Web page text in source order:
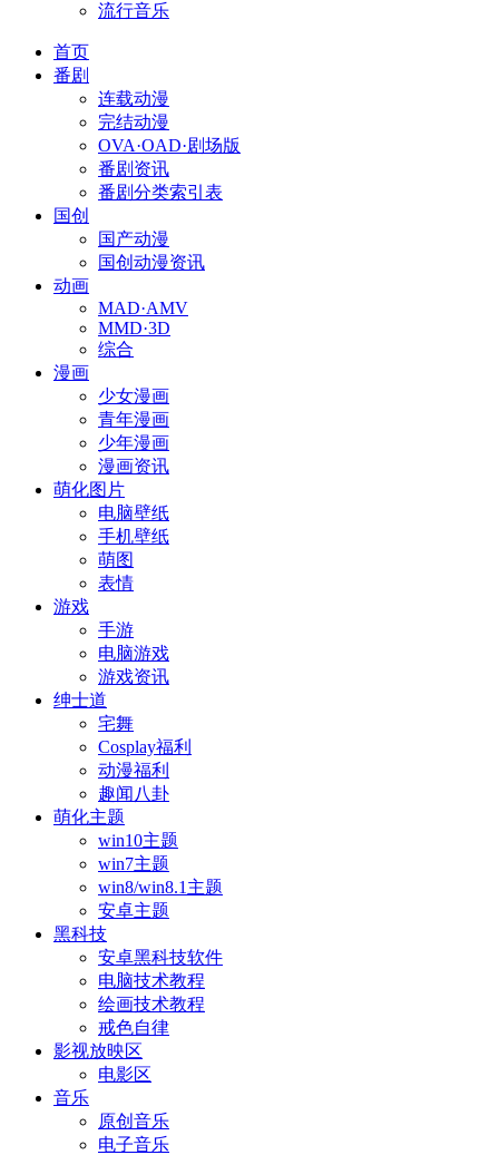
流行音乐
首页
番剧
连载动漫
完结动漫
OVA·OAD·剧场版
番剧资讯
番剧分类索引表
国创
国产动漫
国创动漫资讯
动画
MAD·AMV
MMD·3D
综合
漫画
少女漫画
青年漫画
少年漫画
漫画资讯
萌化图片
电脑壁纸
手机壁纸
萌图
表情
游戏
手游
电脑游戏
游戏资讯
绅士道
宅舞
Cosplay福利
动漫福利
趣闻八卦
萌化主题
win10主题
win7主题
win8/win8.1主题
安卓主题
黑科技
安卓黑科技软件
电脑技术教程
绘画技术教程
戒色自律
影视放映区
电影区
音乐
原创音乐
电子音乐